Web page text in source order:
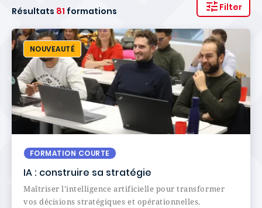
Filter
Résultats 81 formations
NOUVEAUTÉ
FORMATION COURTE
IA : construire sa stratégie
Maîtriser l'intelligence artificielle pour transformer
vos décisions stratégiques et opérationnelles.